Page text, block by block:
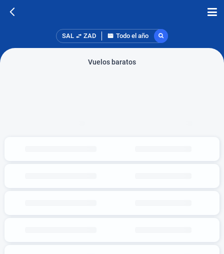
SAL ZAD Todo el año
Vuelos baratos